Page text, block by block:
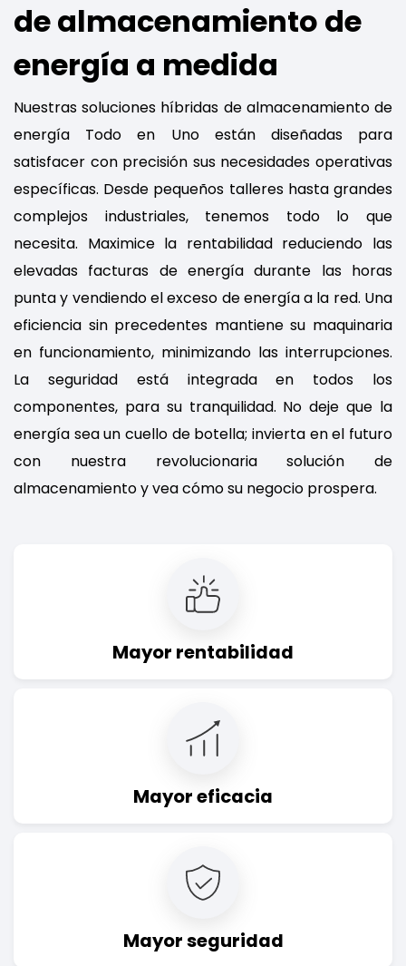
de almacenamiento de
energía a medida
Nuestras soluciones híbridas de almacenamiento de
energía Todo en Uno están diseñadas para
satisfacer con precisión sus necesidades operativas
específicas. Desde pequeños talleres hasta grandes
complejos industriales, tenemos todo lo que
necesita. Maximice la rentabilidad reduciendo las
elevadas facturas de energía durante las horas
punta y vendiendo el exceso de energía a la red. Una
eficiencia sin precedentes mantiene su maquinaria
en funcionamiento, minimizando las interrupciones.
La seguridad está integrada en todos los
componentes, para su tranquilidad. No deje que la
energía sea un cuello de botella; invierta en el futuro
con nuestra revolucionaria solución de
almacenamiento y vea cómo su negocio prospera.
Mayor rentabilidad
Mayor eficacia
Mayor seguridad